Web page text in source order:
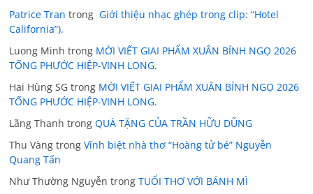
Patrice Tran trong Giới thiệu nhạc ghép trong clip: “Hotel
California”).
Luong Minh trong MỜI VIẾT GIAI PHẨM XUÂN BÍNH NGỌ 2026
TỐNG PHƯỚC HIỆP-VINH LONG.
Hai Hùng SG trong MỜI VIẾT GIAI PHẨM XUÂN BÍNH NGỌ 2026
TỐNG PHƯỚC HIỆP-VINH LONG.
Lãng Thanh trongQUÀ TẶNG CỦA TRẦN HỮU DŨNG
Thu Vàng trongVĩnh biệt nhà thơ “Hoàng tử bé” Nguyễn
Quang Tấn
Như Thường Nguyễn trongTUỔI THƠ VỚI BÁNH MÌ